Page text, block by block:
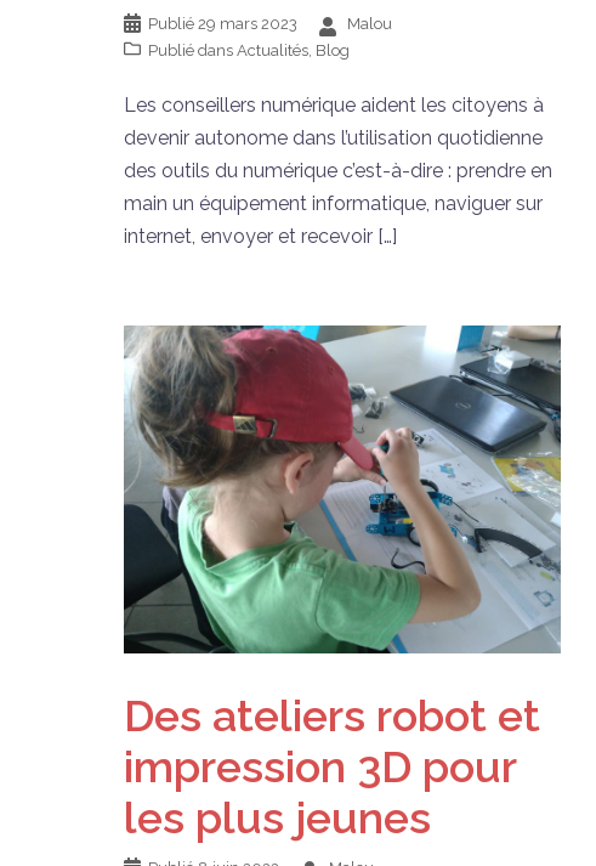
Publié 29 mars 2023
Malou
Publié dans Actualités Blog
Les conseillers numérique aident les citoyens à
devenir autonome dans l’utilisation quotidienne
des outils du numérique c’est-à-dire : prendre en
main un équipement informatique, naviguer sur
internet, envoyer et recevoir […]
Des ateliers robot et
impression 3D pour
les plus jeunes